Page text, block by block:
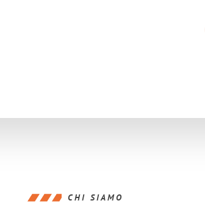
CHI SIAMO